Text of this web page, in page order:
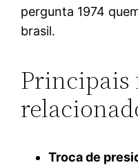
pergunta 1974
brasil.
Principais
Troca de